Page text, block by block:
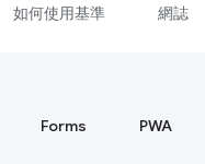
如何使用基準 網誌
Forms PWA